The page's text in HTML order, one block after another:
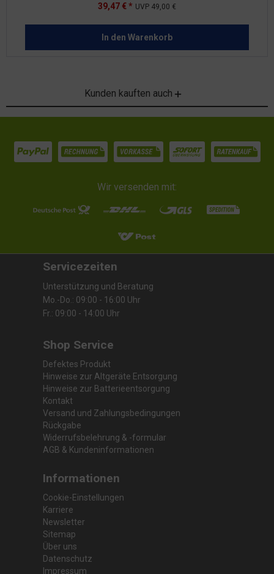
39,47 € * UVP 49,00 €
In den Warenkorb
Kunden kauften auch
Wir versenden mit:
Servicezeiten
Unterstützung und Beratung
Mo.-Do.: 09:00 - 16:00 Uhr
Fr.: 09:00 - 14:00 Uhr
Shop Service
Defektes Produkt
Hinweise zur Altgeräte Entsorgung
Hinweise zur Batterieentsorgung
Kontakt
Versand und Zahlungsbedingungen
Rückgabe
Widerrufsbelehrung & -formular
AGB & Kundeninformationen
Informationen
Cookie-Einstellungen
Karriere
Newsletter
Sitemap
Über uns
Datenschutz
Impressum